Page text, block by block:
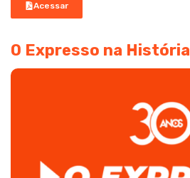
Acessar
O Expresso na História